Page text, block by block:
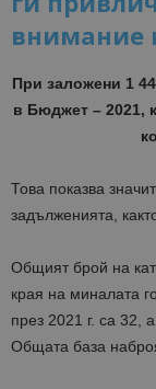
внимание
При заложени 1
в Бюджет – 2021,
Това показва
задълженията,
Общият брой на
края на миналата
през 2021 г. са 32,
Общата база